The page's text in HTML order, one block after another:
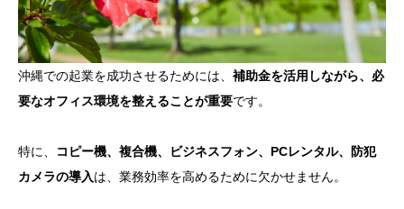
沖縄での起業を成功させるためには、 補助金を活用しながら、必
要なオフィス環境を整えることが重要です。
特に、
コピー機、複合機、ビジネスフォン、PCレンタル、防犯
カメラの導入は、業務効率を高めるために欠かせません。